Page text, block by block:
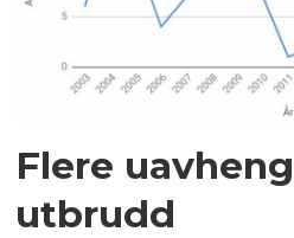
Flere
utbrudd